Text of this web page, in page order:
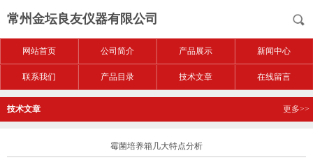
常州金坛良友仪器有限公司
网站首页 公司简介 产品展示 新闻中心
联系我们 产品目录 技术文章 在线留言
技术文章 更多>>
霉菌培养箱几大特点分析